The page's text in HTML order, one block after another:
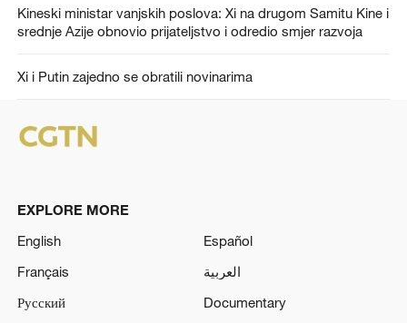
Kineski ministar vanjskih poslova: Xi na drugom Samitu Kine i
srednje Azije obnovio prijateljstvo i odredio smjer razvoja
Xi i Putin zajedno se obratili novinarima
EXPLORE MORE
English
Español
Français
العربية
Русский
Documentary